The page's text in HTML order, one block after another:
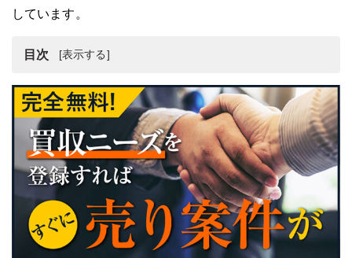
しています。
目次
M&Aにおける報酬体系が高額になりやすい2つの背景
M&Aの報酬項目の内訳と最新の相場一覧
納得感のあるM&Aの報酬を支払うためのパートナー選び
M&A手数料の計算で用いられる「レーマン方式」とは
M&Aの手数料は誰が払うのか
M&A仲介会社の仲介手数料・報酬を抑えるコツ